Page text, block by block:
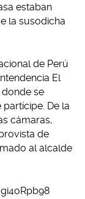
estaban
la susodicha
de Perú
El
se
De la
cámaras,
de
al alcalde